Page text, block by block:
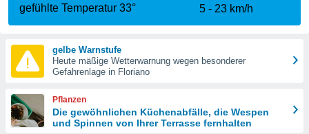
sind.
diese
gefühlte Temperatur 33°
5
23 km/h
gelbe Warnstufe
Heute mäßige Wetterwarnung wegen besonderer
Gefahrenlage in Floriano
Pflanzen
Die gewöhnlichen Küchenabfälle, die Wespen
und Spinnen von Ihrer Terrasse fernhalten